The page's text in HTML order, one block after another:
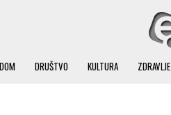
DOM DRUŠTVO KULTURA ZDRAVLJE